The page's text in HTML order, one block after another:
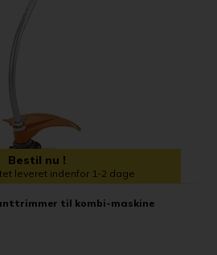
Bestil nu !
leveret indenfor 1-2 dage
til kombi-maskine